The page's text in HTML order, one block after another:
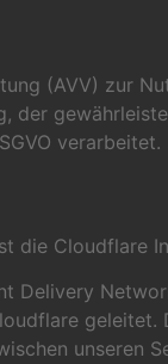
(AVV) zur
verarbeitet.
die Cloudflare